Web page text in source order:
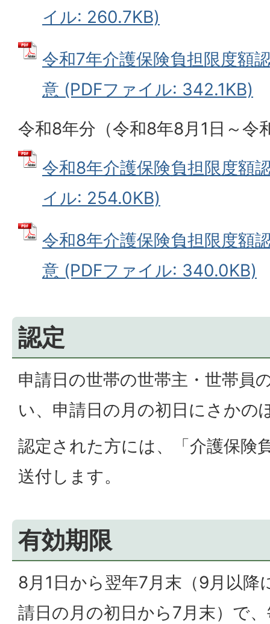
イル: 260.7KB)
令和7年介護保険負担限度額
意 (PDFファイル: 342.1KB)
令和8年分（令和8年8月1日～令
令和8年介護保険負担限度額
イル: 254.0KB)
令和8年介護保険負担限度額
意 (PDFファイル: 340.0KB)
認定
申請日の世帯の世帯主・世帯員
い、申請日の月の初日にさかの
認定された方には、「介護保険
送付します。
有効期限
8月1日から翌年7月末（9月以降
請日の月の初日から7月末）で